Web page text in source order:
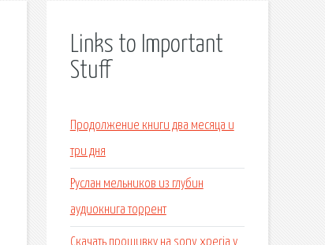
Links to Important
Stuff
Продолжение книги два месяца и
три дня
Руслан мельников из глубин
аудиокнига торрент